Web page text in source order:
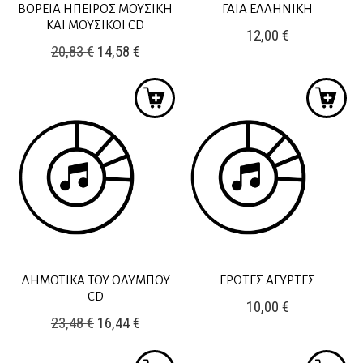
ΒΟΡΕΙΑ ΗΠΕΙΡΟΣ ΜΟΥΣΙΚΗ
ΚΑΙ ΜΟΥΣΙΚΟΙ CD
20,83€ Original
20,83 €.
14,58 €Η
τιμή
είναι:
ΓΑΙΑ ΕΛΛΗΝΙΚΗ
12,00 €
ΔΗΜΟΤΙΚΑ ΤΟΥ ΟΛΥΜΠΟΥ
CD
23,48€ Original
16,44€Η
ΕΡΩΤΕΣ ΑΓΥΡΤΕΣ
10,00 €